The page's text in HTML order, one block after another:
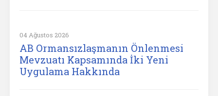
04 Ağustos 2026
AB Ormansızlaşmanın Önlenmesi
Mevzuatı Kapsamında İki Yeni
Uygulama Hakkında